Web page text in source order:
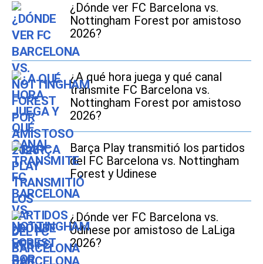
¿Dónde ver FC Barcelona vs.
Nottingham Forest por amistoso
2026?
¿A qué hora juega y qué canal
transmite FC Barcelona vs.
Nottingham Forest por amistoso
2026?
Barça Play transmitió los partidos
del FC Barcelona vs. Nottingham
Forest y Udinese
¿Dónde ver FC Barcelona vs.
Udinese por amistoso de LaLiga
2026?